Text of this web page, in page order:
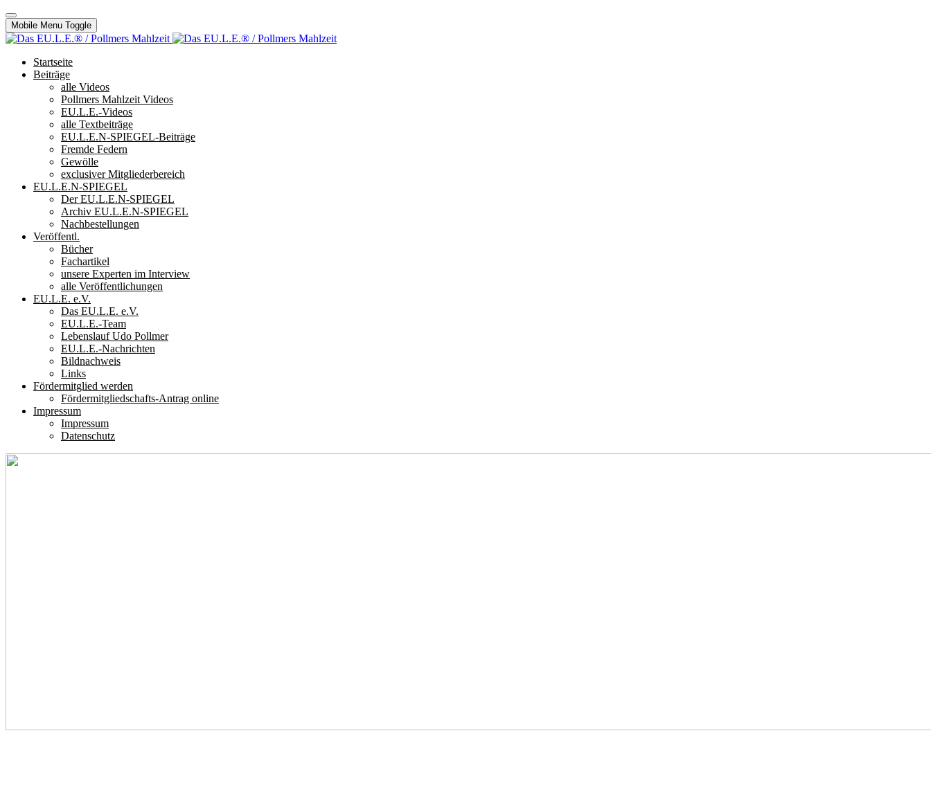
Mobile Menu Toggle
Startseite
Beiträge
alle Videos
Pollmers Mahlzeit Videos
EU.L.E.-Videos
alle Textbeiträge
EU.L.E.N-SPIEGEL-Beiträge
Fremde Federn
Gewölle
exclusiver Mitgliederbereich
EU.L.E.N-SPIEGEL
Der EU.L.E.N-SPIEGEL
Archiv EU.L.E.N-SPIEGEL
Nachbestellungen
Veröffentl.
Bücher
Fachartikel
unsere Experten im Interview
alle Veröffentlichungen
EU.L.E. e.V.
Das EU.L.E. e.V.
EU.L.E.-Team
Lebenslauf Udo Pollmer
EU.L.E.-Nachrichten
Bildnachweis
Links
Fördermitglied werden
Fördermitgliedschafts-Antrag online
Impressum
Impressum
Datenschutz